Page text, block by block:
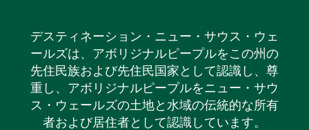
デスティネーション・ニュー・サウス・ウェ
ールズは、アボリジナルピープルをこの州の
先住民族および先住民国家として認識し、尊
重し、アボリジナルピープルをニュー・サウ
ス・ウェールズの土地と水域の伝統的な所有
者および居住者として認識しています。